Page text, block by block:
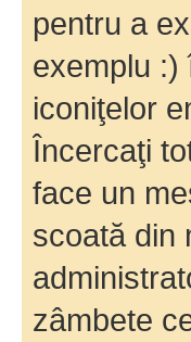
pentru a
exemplu :)
iconiţelor
Încercaţi
face un
scoată din
zâmbete